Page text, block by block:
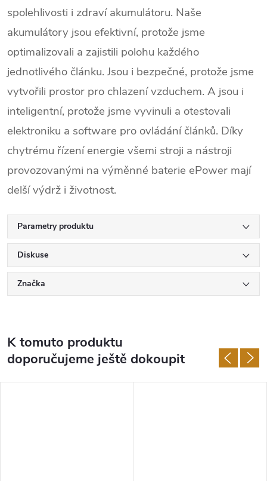
spolehlivosti i zdraví akumulátoru. Naše
akumulátory jsou efektivní, protože jsme
optimalizovali a zajistili polohu každého
jednotlivého článku. Jsou i bezpečné, protože jsme
vytvořili prostor pro chlazení vzduchem. A jsou i
inteligentní, protože jsme vyvinuli a otestovali
elektroniku a software pro ovládání článků. Díky
chytrému řízení energie všemi stroji a nástroji
provozovanými na výměnné baterie ePower mají
delší výdrž i životnost.
Parametry produktu
Diskuse
Značka
K tomuto produktu
doporučujeme ještě dokoupit